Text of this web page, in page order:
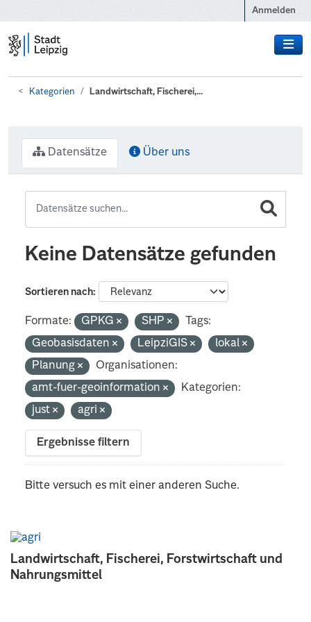
Anmelden
Kategorien Landwirtschaft, Fischerei,...
Landwirtschaft, Fischerei, Forstwirtschaft und
Nahrungsmittel
Datensätze Über uns
Keine Datensätze gefunden
Sortieren nach
Formate: GPKG SHP
Tags:
Geobasisdaten
LeipziGIS
lokal
Planung
Organisationen:
amt-fuer-geoinformation
Kategorien:
just
agri
Ergebnisse filtern
Bitte versuch es mit einer anderen Suche.